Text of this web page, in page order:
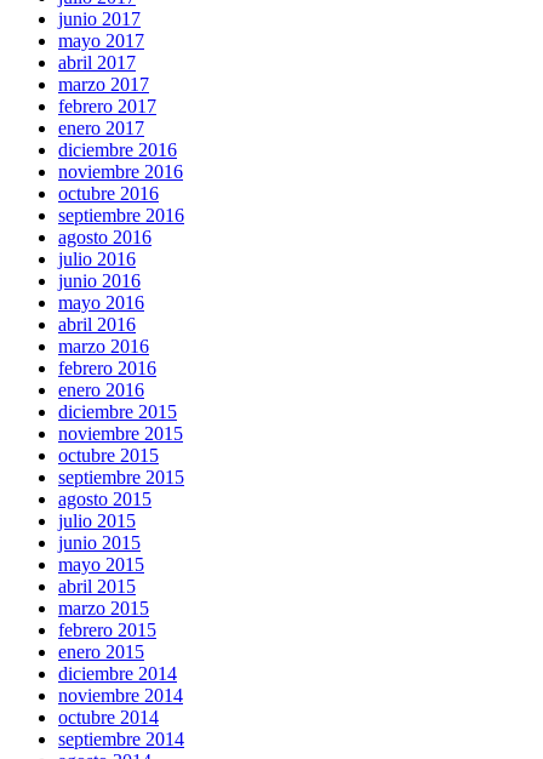
junio 2017
mayo 2017
abril 2017
marzo 2017
febrero 2017
enero 2017
diciembre 2016
noviembre 2016
octubre 2016
septiembre 2016
agosto 2016
julio 2016
junio 2016
mayo 2016
abril 2016
marzo 2016
febrero 2016
enero 2016
diciembre 2015
noviembre 2015
octubre 2015
septiembre 2015
agosto 2015
julio 2015
junio 2015
mayo 2015
abril 2015
marzo 2015
febrero 2015
enero 2015
diciembre 2014
noviembre 2014
octubre 2014
septiembre 2014